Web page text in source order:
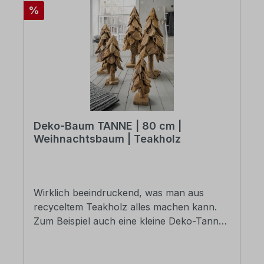
Rabatt
%
Deko-Baum TANNE | 80 cm |
Weihnachtsbaum | Teakholz
Wirklich beeindruckend, was man aus
recyceltem Teakholz alles machen kann.
Zum Beispiel auch eine kleine Deko-Tanne